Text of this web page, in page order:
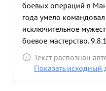
боевых операций в
года умело
исключительное
боевое мастерство.
долговременную
МНР-Маньчжурия
Текст распознан
Показать исходный